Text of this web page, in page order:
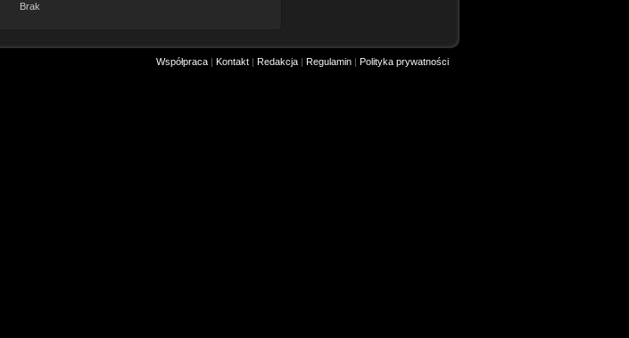
Brak
Współpraca | Kontakt | Redakcja | Regulamin | Polityka prywatności